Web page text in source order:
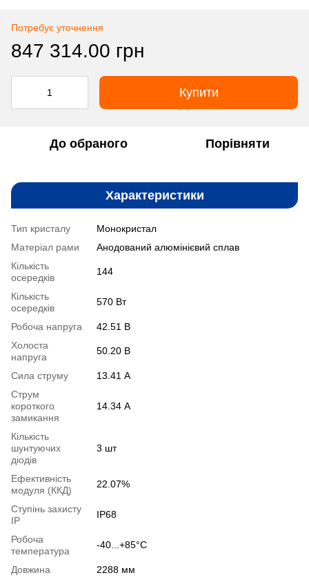
Потребує уточнення
847 314.00 грн
Купити
До обраного Порівняти
Характеристики
Тип кристалу
Монокристал
Матеріал рами
Анодований алюмінієвий сплав
Кількість
осередків
144
Кількість
осередків
570 Вт
Робоча напруга
42.51 В
Холоста
напруга
50.20 В
Сила струму
13.41 А
Струм
короткого
замикання
14.34 А
Кількість
шунтуючих
діодів
3 шт
Ефективність
модуля (ККД)
22.07%
Ступінь захисту
IP
IP68
Робоча
температура
-40...+85°C
Довжина
2288 мм